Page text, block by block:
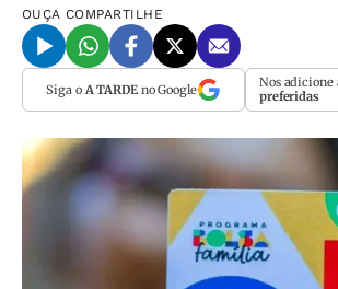
OUÇA COMPARTILHE
Siga o A TARDEno Google Nos adicione
preferidas